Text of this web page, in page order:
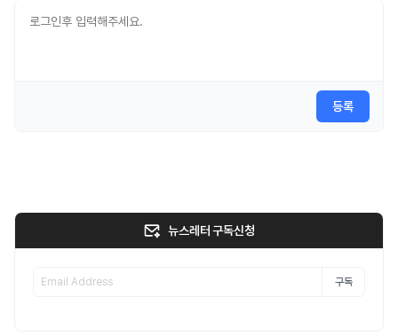
등록
뉴스레터 구독신청
구독